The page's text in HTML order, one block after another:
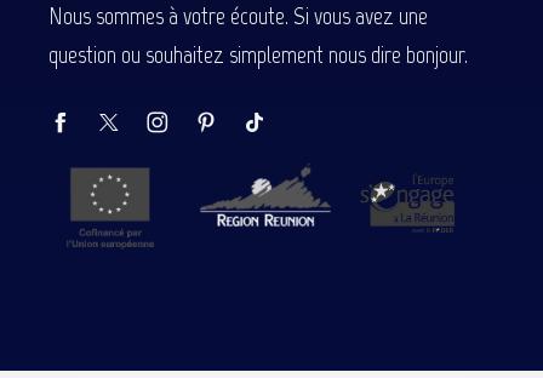
Nous sommes à votre écoute. Si vous avez une
question ou souhaitez simplement nous dire bonjour.